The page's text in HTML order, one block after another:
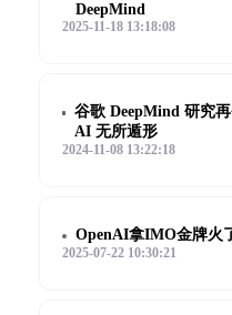
DeepMind
2025-11-18 13:18:08
谷歌 DeepMind 研究
AI 无所遁形
2024-11-08 13:22:18
OpenAI拿IMO金牌火
2025-07-22 10:30:21